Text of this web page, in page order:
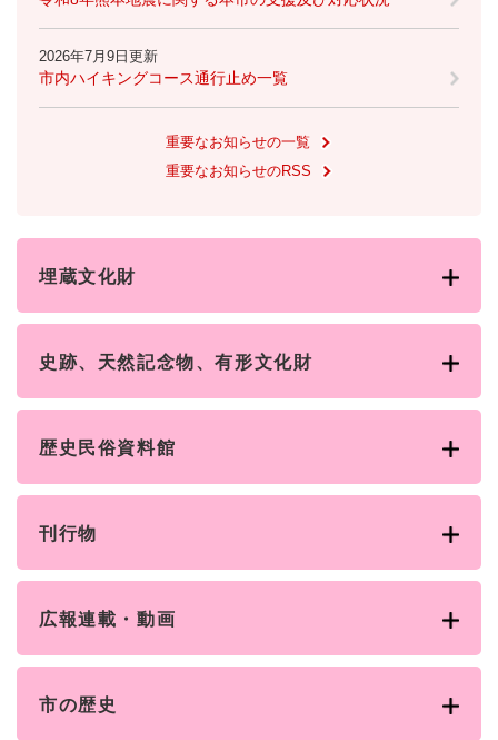
2026年7月9日更新
市内ハイキングコース通行止め一覧
重要なお知らせの一覧
重要なお知らせのRSS
埋蔵文化財
史跡、天然記念物、有形文化財
歴史民俗資料館
刊行物
広報連載・動画
市の歴史